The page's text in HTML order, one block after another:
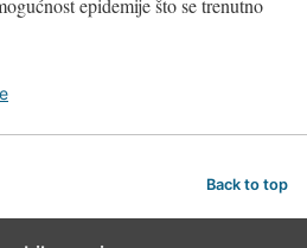
epidemije što se trenutno
Back to top